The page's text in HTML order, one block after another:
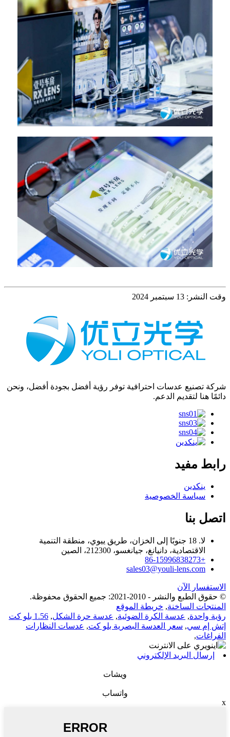
وقت النشر: 13 سبتمبر 2024
شركة تصنيع عدسات احترافية توفر رؤية أفضل بجودة أفضل، ونحن
دائمًا هنا لتقديم الدعم.
رابط مفيد
ينكدين
سياسة الخصوصية
اتصل بنا
لا. 18 جنوبًا إلى الخزان، طريق ييوي، منطقة التنمية
الاقتصادية، دانيانغ، جيانغسو، 212300، الصين
+86-15996838273
sales03@youli-lens.com
الاستفسار الآن
© حقوق الطبع والنشر - 2010-2021: جميع الحقوق محفوظة.
المنتجات الساخنة, خريطة الموقع
رؤية واحدة, عدسة الكرة الضوئية, عدسة حرة الشكل,
1.56 بلو كت
إتش إم سي, سعر العدسة البصرية بلو كت, عدسات النظارات
الفراغات,
إرسال البريد الإلكتروني
ويشات
واتساب
x